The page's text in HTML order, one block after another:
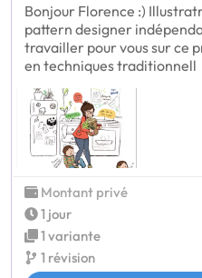
Bonjour Florence :)
pattern designer
travailler pour vous sur ce
en techniques traditionnell
Montant privé
1 jour
1 variante
1 révision